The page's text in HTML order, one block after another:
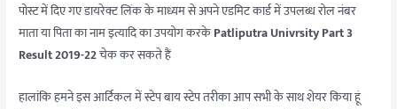
पोस्ट में दिए गए डायरेक्ट लिंक के माध्यम से अपने एडमिट कार्ड में उपलब्ध रोल नंबर
माता या पिता का नाम इत्यादि का उपयोग करकेPatliputra Univrsity Part 3
Result 2019-22चेक कर सकते हैं
हालांकि हमने इस आर्टिकल में स्टेप बाय स्टेप तरीका आप सभी के साथ शेयर किया हूं